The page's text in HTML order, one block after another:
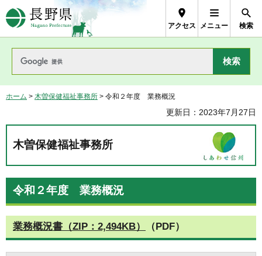
長野県Nagano Prefecture
アクセス メニュー 検索
ホーム > 木曽保健福祉事務所 > 令和２年度 業務概況
更新日：2023年7月27日
木曽保健福祉事務所
令和２年度 業務概況
業務概況書（ZIP：2,494KB） （PDF）